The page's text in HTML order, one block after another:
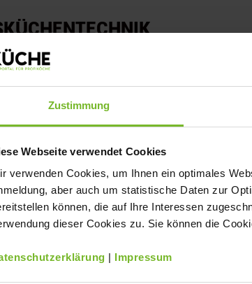
Zustimmung
Webseite verwendet Cookies
verwenden Cookies, um Ihnen ein optimales
aber auch um statistische Daten zur
können, die auf Ihre Interessen
dieser Cookies zu. Sie können die
| Impressum
für den Vertrieb von
(m/w/d) gerne für
mit Praxiserfahrung aus der
– für das Vertretungsgebiet SÜD-OST
eine:n engagierte:n Vertriebsleiter:in für den
(m/w/d) – gerne auch Köche oder
aus der Großküche – für das